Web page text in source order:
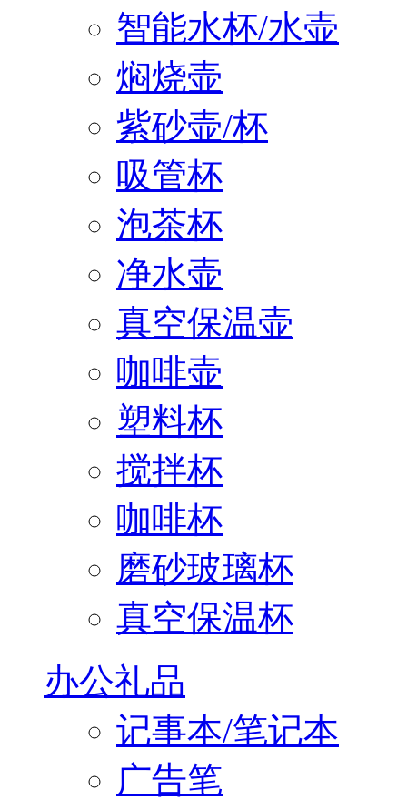
智能水杯/水壶
焖烧壶
紫砂壶/杯
吸管杯
泡茶杯
净水壶
真空保温壶
咖啡壶
塑料杯
搅拌杯
咖啡杯
磨砂玻璃杯
真空保温杯
办公礼品
记事本/笔记本
广告笔